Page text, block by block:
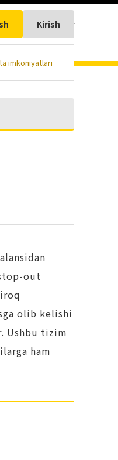
Uzbek
Kirish
imkoniyatlari
out
olib kelishi
Ushbu tizim
ham